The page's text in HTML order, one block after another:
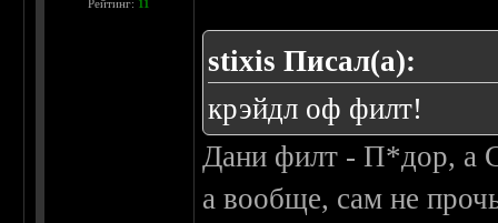
Рейтинг: 11
stixis Писал(а):
крэйдл оф филт!
Дани филт - П*дор, а
а вообще, сам не